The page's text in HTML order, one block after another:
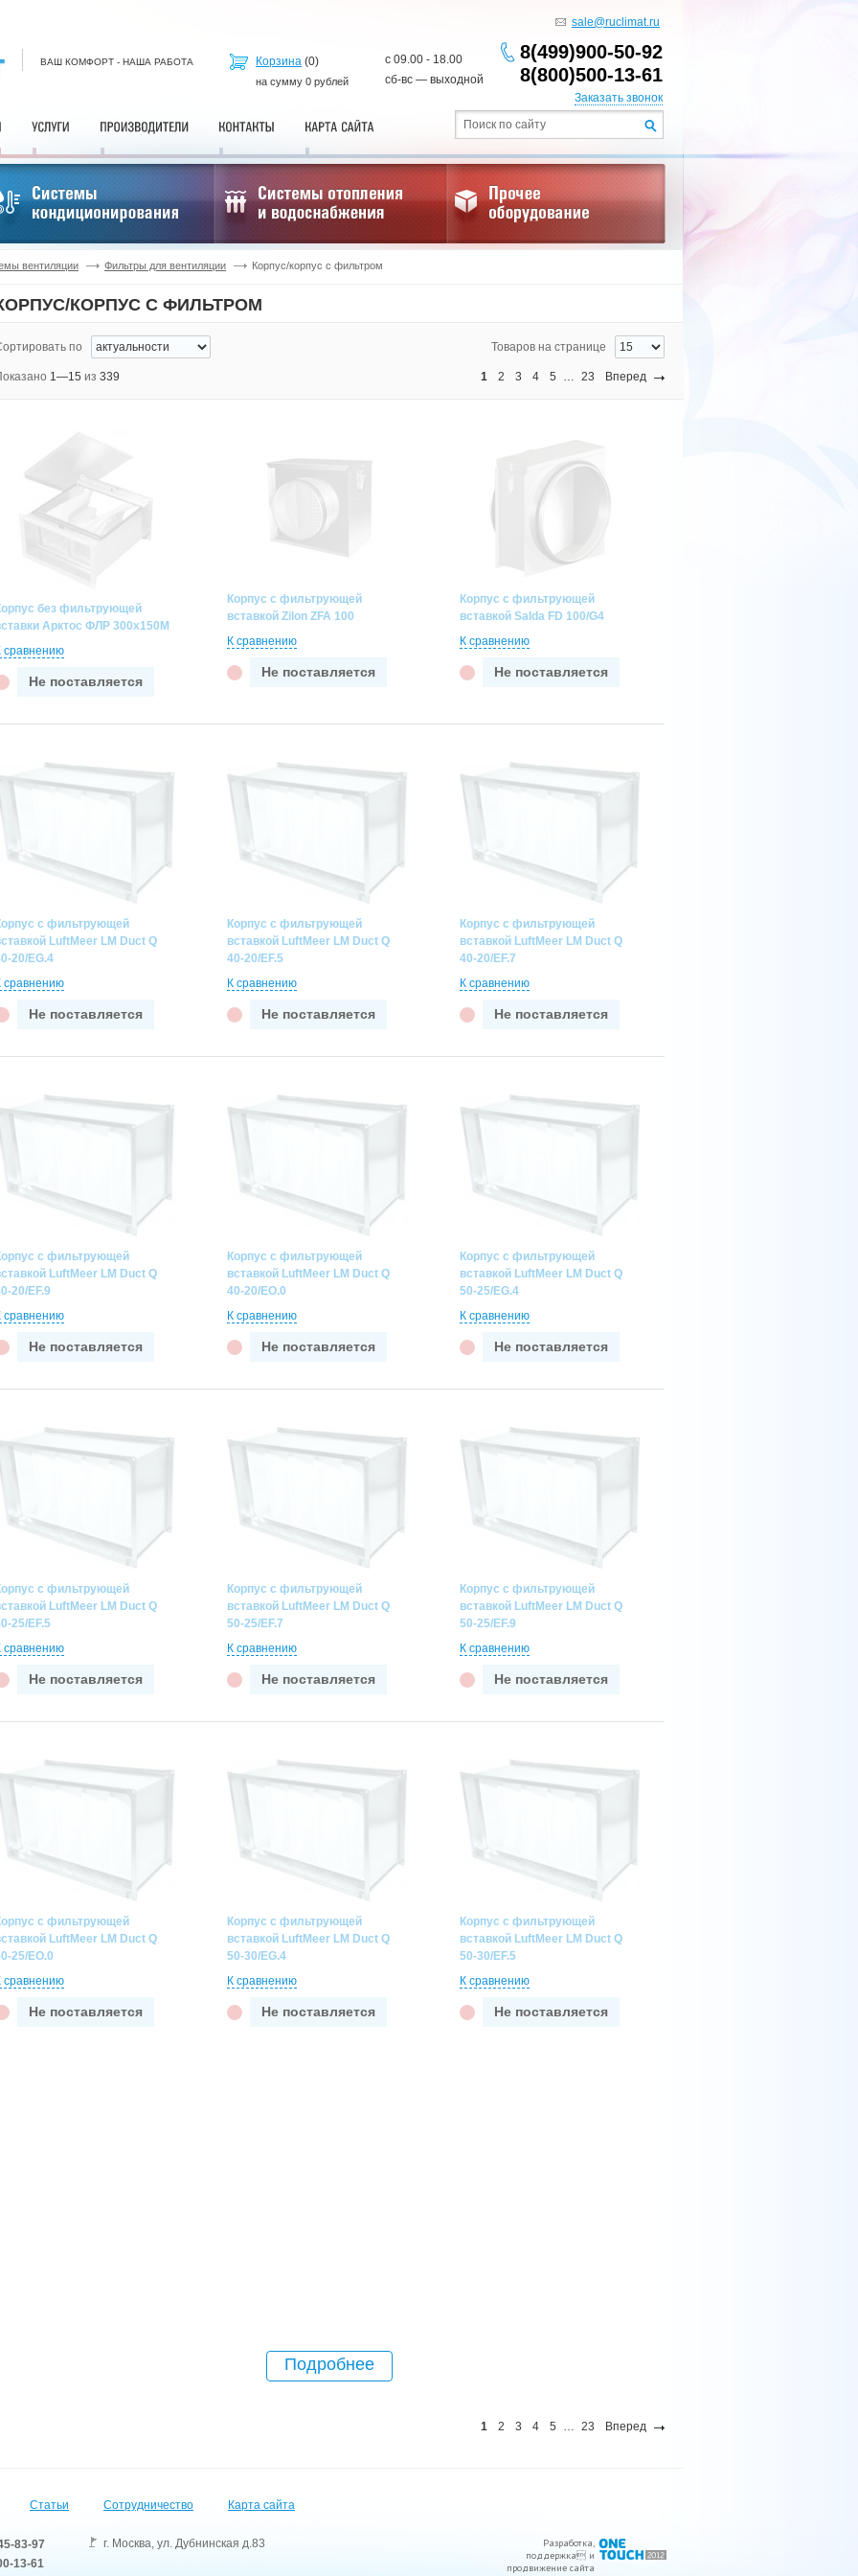
ВАШ КОМФОРТ - НАША РАБОТА Корзина (0)
на сумму 0 рублей
с 09.00 - 18.00
сб-вс — выходной
sale@ruclimat.ru
8(499)900-50-92
8(800)500-13-61
Заказать звонок
вентиляции Фильтры для вентиляции Корпус/корпус с фильтром
КОРПУС С ФИЛЬТРОМ
по
1—15 из 339
Товаров на странице
1 2 3 4 5 … 23 Вперед
без фильтрующей
Арктос ФЛР 300х150М
сравнению
Не поставляется
Корпус с фильтрующей
вставкой Zilon ZFA 100
К сравнению
Не поставляется
Корпус с фильтрующей
вставкой Salda FD 100/G4
К сравнению
Не поставляется
с фильтрующей
LuftMeer LM Duct Q
20/EG.4
сравнению
Не поставляется
Корпус с фильтрующей
вставкой LuftMeer LM Duct Q
40-20/EF.5
К сравнению
Не поставляется
Корпус с фильтрующей
вставкой LuftMeer LM Duct Q
40-20/EF.7
К сравнению
Не поставляется
с фильтрующей
LuftMeer LM Duct Q
20/EF.9
сравнению
Не поставляется
Корпус с фильтрующей
вставкой LuftMeer LM Duct Q
40-20/EO.0
К сравнению
Не поставляется
Корпус с фильтрующей
вставкой LuftMeer LM Duct Q
50-25/EG.4
К сравнению
Не поставляется
с фильтрующей
LuftMeer LM Duct Q
25/EF.5
сравнению
Не поставляется
Корпус с фильтрующей
вставкой LuftMeer LM Duct Q
50-25/EF.7
К сравнению
Не поставляется
Корпус с фильтрующей
вставкой LuftMeer LM Duct Q
50-25/EF.9
К сравнению
Не поставляется
с фильтрующей
LuftMeer LM Duct Q
25/EO.0
сравнению
Не поставляется
Корпус с фильтрующей
вставкой LuftMeer LM Duct Q
50-30/EG.4
К сравнению
Не поставляется
Корпус с фильтрующей
вставкой LuftMeer LM Duct Q
50-30/EF.5
К сравнению
Не поставляется
Подробнее
1 2 3 4 5 23 Вперед
Статьи Сотрудничество Карта сайта
83-97
13-61
г. Москва, ул. Дубнинская д.83 Разработка,
поддержка и
продвижение сайта